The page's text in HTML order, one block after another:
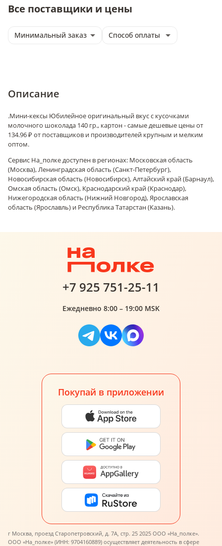
Все поставщики и цены
Минимальный заказ Способ оплаты
Описание
.Мини-кексы Юбилейное оригинальный вкус с кусочками
молочного шоколада 140 гр., картон - самые дешевые цены от
134.96 ₽ от поставщиков и производителей крупным и мелким
оптом.
Сервис На_полке доступен в регионах: Московская область
(Москва), Ленинградская область (Санкт-Петербург),
Новосибирская область (Новосибирск), Алтайский край (Барнаул),
Омская область (Омск), Краснодарский край (Краснодар),
Нижегородская область (Нижний Новгород), Ярославская
область (Ярославль) и Республика Татарстан (Казань).
+7 925 751-25-11
Ежедневно 8:00 – 19:00 MSK
Покупай в приложении
г Москва, проезд Старопетровский, д. 7А, стр. 25 2025 ООО «На_полке».
ООО «На_полке» (ИНН: 9704160889) осуществляет деятельность в сфере